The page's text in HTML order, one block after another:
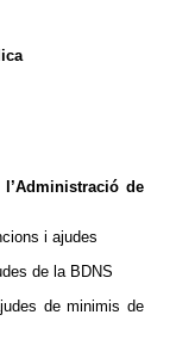
l’Administració de
i ajudes
de la BDNS
de minimis de